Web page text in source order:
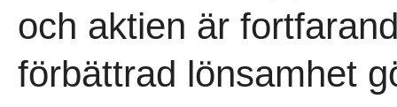
och aktien är
förbättrad lönsamhet